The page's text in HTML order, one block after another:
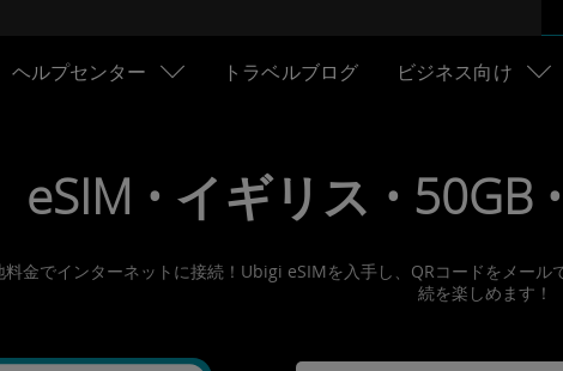
ヘルプセンター トラベルブログ ビジネス向け
eSIM • イギリス • 50GB
金でインターネットに接続！Ubigi eSIMを入手し、QRコードをメー
続を楽しめます！